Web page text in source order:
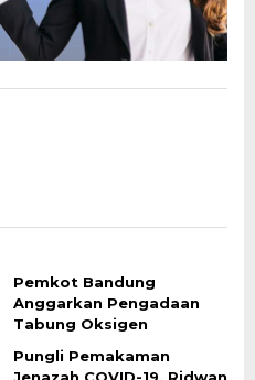
Pemkot Bandung
Anggarkan Pengadaan
Tabung Oksigen
Pungli Pemakaman